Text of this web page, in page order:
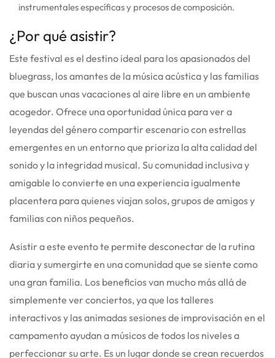
instrumentales específicas y procesos de composición.
¿Por qué asistir?
Este festival es el destino ideal para los apasionados del
bluegrass, los amantes de la música acústica y las familias
que buscan unas vacaciones al aire libre en un ambiente
acogedor. Ofrece una oportunidad única para ver a
leyendas del género compartir escenario con estrellas
emergentes en un entorno que prioriza la alta calidad del
sonido y la integridad musical. Su comunidad inclusiva y
amigable lo convierte en una experiencia igualmente
placentera para quienes viajan solos, grupos de amigos y
familias con niños pequeños.
Asistir a este evento te permite desconectar de la rutina
diaria y sumergirte en una comunidad que se siente como
una gran familia. Los beneficios van mucho más allá de
simplemente ver conciertos, ya que los talleres
interactivos y las animadas sesiones de improvisación en el
campamento ayudan a músicos de todos los niveles a
perfeccionar su arte. Es un lugar donde se crean recuerdos